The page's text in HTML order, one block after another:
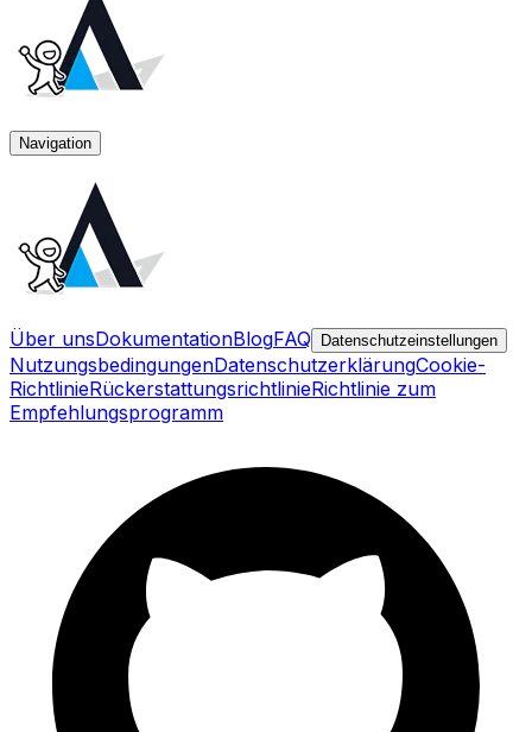
Navigation
Über unsDokumentationBlogFAQ Datenschutzeinstellungen
NutzungsbedingungenDatenschutzerklärungCookie-
RichtlinieRückerstattungsrichtlinieRichtlinie zum
Empfehlungsprogramm